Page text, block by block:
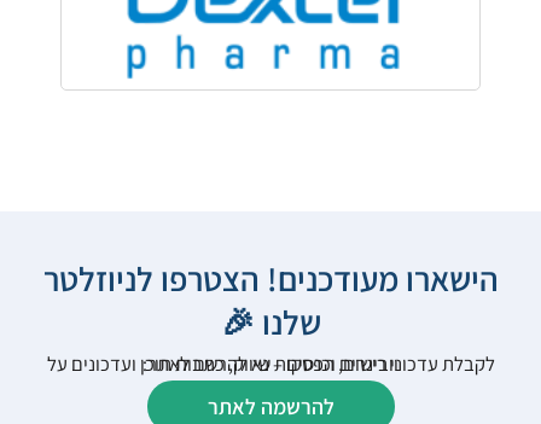
הישארו מעודכנים! הצטרפו לניוזלטר
שלנו 🎉
לקבלת עדכוני רישום, הפסקות שיווק, כתבות תוכן ועדכונים על וובינרים וכנסים – נא להרשם לאתר:
להרשמה לאתר